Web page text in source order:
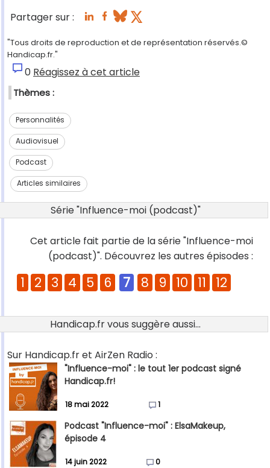
Partager sur :
"Tous droits de reproduction et de représentation réservés.©
Handicap.fr."
0 Réagissez à cet article
Thèmes :
Personnalités
Audiovisuel
Podcast
Articles similaires
Série "Influence-moi (podcast)"
Cet article fait partie de la série "Influence-moi
(podcast)". Découvrez les autres épisodes :
1 2 3 4 5 6 7 8 9 10 11 12
Handicap.fr vous suggère aussi...
Sur Handicap.fr et AirZen Radio :
"Influence-moi" : le tout 1er podcast signé
Handicap.fr!
18 mai 2022 1
Podcast "Influence-moi" : ElsaMakeup,
épisode 4
14 juin 2022 0